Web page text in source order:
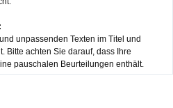
unpassenden Texten im Titel und
Bitte achten Sie darauf, dass Ihre
pauschalen Beurteilungen enthält.